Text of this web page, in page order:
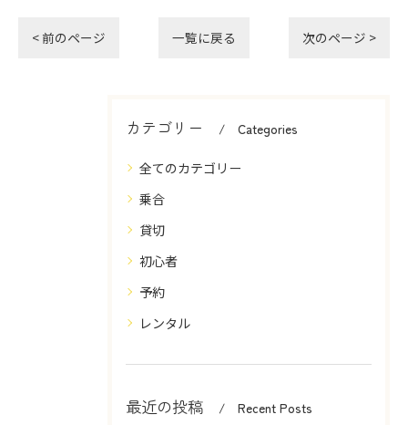
< 前のページ 一覧に戻る 次のページ >
カテゴリー Categories
全てのカテゴリー
乗合
貸切
初心者
予約
レンタル
最近の投稿 Recent Posts